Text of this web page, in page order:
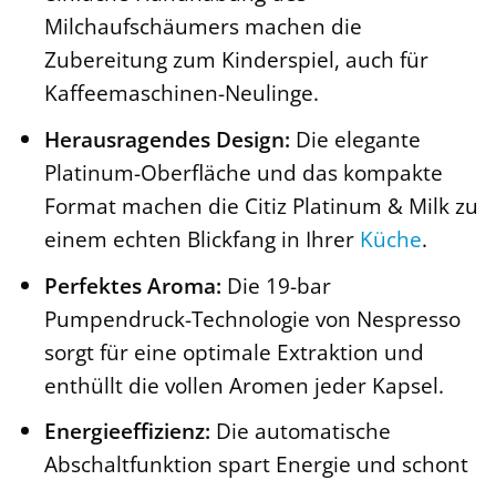
Milchaufschäumers machen die
Zubereitung zum Kinderspiel, auch für
Kaffeemaschinen-Neulinge.
Herausragendes Design: Die elegante
Platinum-Oberfläche und das kompakte
Format machen die Citiz Platinum & Milk zu
einem echten Blickfang in Ihrer Küche.
Perfektes Aroma: Die 19-bar
Pumpendruck-Technologie von Nespresso
sorgt für eine optimale Extraktion und
enthüllt die vollen Aromen jeder Kapsel.
Energieeffizienz: Die automatische
Abschaltfunktion spart Energie und schont